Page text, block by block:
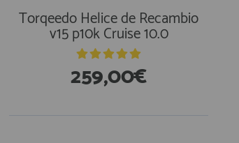
Torqeedo Helice de Recambio
v15 p10k Cruise 10.0
259,00€